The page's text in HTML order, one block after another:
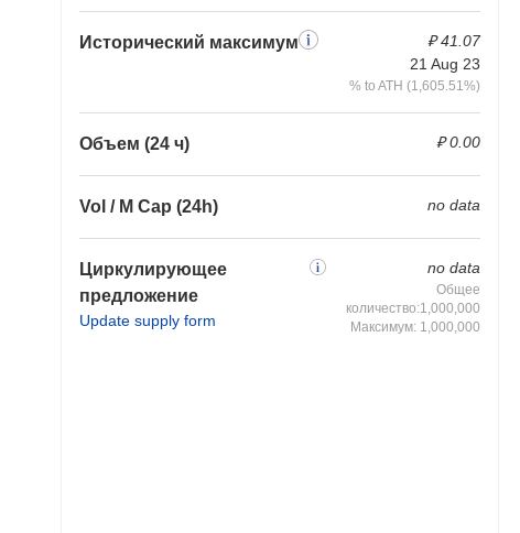
Исторический максимум
₽ 41.07
21 Aug 23
% to ATH (1,605.51%)
Объем (24 ч) ₽ 0.00
Vol / M Cap (24h) no data
Циркулирующее
предложение
Update supply form
no data
Общее
количество:1,000,000
Максимум: 1,000,000